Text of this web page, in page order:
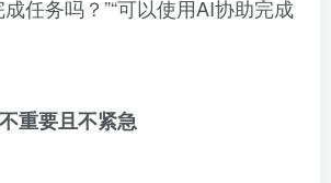
任务吗？”“可以使用AI协助完成
重要且不紧急